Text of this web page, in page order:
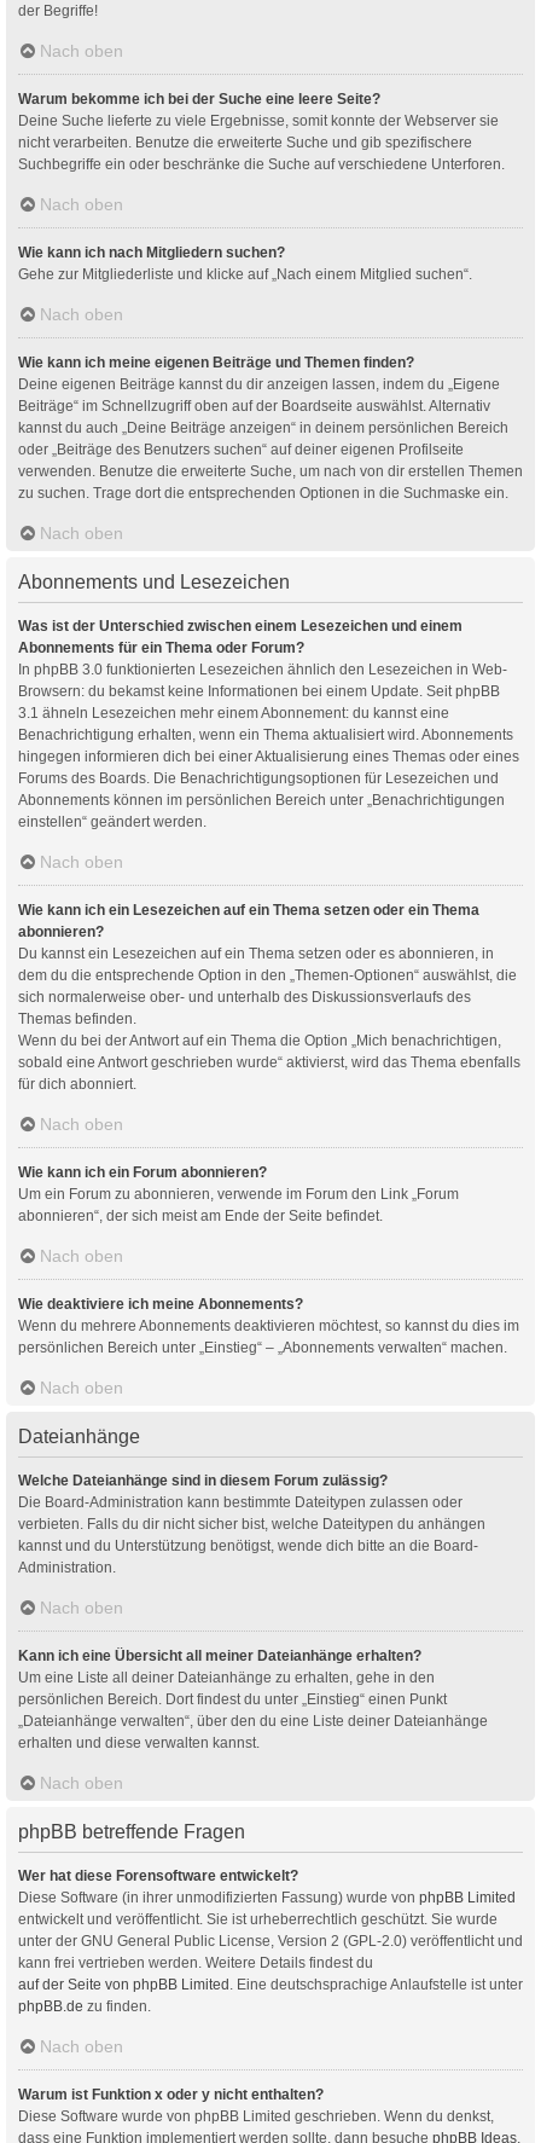
der Begriffe!
Nach oben
Warum bekomme ich bei der Suche eine leere Seite?
Deine Suche lieferte zu viele Ergebnisse, somit konnte der Webserver sie
nicht verarbeiten. Benutze die erweiterte Suche und gib spezifischere
Suchbegriffe ein oder beschränke die Suche auf verschiedene Unterforen.
Nach oben
Wie kann ich nach Mitgliedern suchen?
Gehe zur Mitgliederliste und klicke auf „Nach einem Mitglied suchen“.
Nach oben
Wie kann ich meine eigenen Beiträge und Themen finden?
Deine eigenen Beiträge kannst du dir anzeigen lassen, indem du „Eigene
Beiträge“ im Schnellzugriff oben auf der Boardseite auswählst. Alternativ
kannst du auch „Deine Beiträge anzeigen“ in deinem persönlichen Bereich
oder „Beiträge des Benutzers suchen“ auf deiner eigenen Profilseite
verwenden. Benutze die erweiterte Suche, um nach von dir erstellen Themen
zu suchen. Trage dort die entsprechenden Optionen in die Suchmaske ein.
Nach oben
Abonnements und Lesezeichen
Was ist der Unterschied zwischen einem Lesezeichen und einem
Abonnements für ein Thema oder Forum?
In phpBB 3.0 funktionierten Lesezeichen ähnlich den Lesezeichen in Web-
Browsern: du bekamst keine Informationen bei einem Update. Seit phpBB
3.1 ähneln Lesezeichen mehr einem Abonnement: du kannst eine
Benachrichtigung erhalten, wenn ein Thema aktualisiert wird. Abonnements
hingegen informieren dich bei einer Aktualisierung eines Themas oder eines
Forums des Boards. Die Benachrichtigungsoptionen für Lesezeichen und
Abonnements können im persönlichen Bereich unter „Benachrichtigungen
einstellen“ geändert werden.
Nach oben
Wie kann ich ein Lesezeichen auf ein Thema setzen oder ein Thema
abonnieren?
Du kannst ein Lesezeichen auf ein Thema setzen oder es abonnieren, in
dem du die entsprechende Option in den „Themen-Optionen“ auswählst, die
sich normalerweise ober- und unterhalb des Diskussionsverlaufs des
Themas befinden.
Wenn du bei der Antwort auf ein Thema die Option „Mich benachrichtigen,
sobald eine Antwort geschrieben wurde“ aktivierst, wird das Thema ebenfalls
für dich abonniert.
Nach oben
Wie kann ich ein Forum abonnieren?
Um ein Forum zu abonnieren, verwende im Forum den Link „Forum
abonnieren“, der sich meist am Ende der Seite befindet.
Nach oben
Wie deaktiviere ich meine Abonnements?
Wenn du mehrere Abonnements deaktivieren möchtest, so kannst du dies im
persönlichen Bereich unter „Einstieg“ – „Abonnements verwalten“ machen.
Nach oben
Dateianhänge
Welche Dateianhänge sind in diesem Forum zulässig?
Die Board-Administration kann bestimmte Dateitypen zulassen oder
verbieten. Falls du dir nicht sicher bist, welche Dateitypen du anhängen
kannst und du Unterstützung benötigst, wende dich bitte an die Board-
Administration.
Nach oben
Kann ich eine Übersicht all meiner Dateianhänge erhalten?
Um eine Liste all deiner Dateianhänge zu erhalten, gehe in den
persönlichen Bereich. Dort findest du unter „Einstieg“ einen Punkt
„Dateianhänge verwalten“, über den du eine Liste deiner Dateianhänge
erhalten und diese verwalten kannst.
Nach oben
phpBB betreffende Fragen
Wer hat diese Forensoftware entwickelt?
Diese Software (in ihrer unmodifizierten Fassung) wurde von phpBB Limited
entwickelt und veröffentlicht. Sie ist urheberrechtlich geschützt. Sie wurde
unter der GNU General Public License, Version 2 (GPL-2.0) veröffentlicht und
kann frei vertrieben werden. Weitere Details findest du
auf der Seite von phpBB Limited . Eine deutschsprachige Anlaufstelle ist unter
phpBB.de zu finden.
Nach oben
Warum ist Funktion x oder y nicht enthalten?
Diese Software wurde von phpBB Limited geschrieben. Wenn du denkst,
dass eine Funktion implementiert werden sollte, dann besuche phpBB Ideas